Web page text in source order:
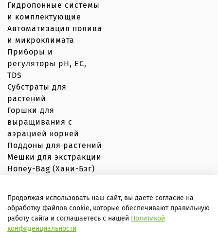
Гидропонные системы
и комплектующие
Автоматизация полива
и микроклимата
Приборы и
регуляторы рН, EC,
TDS
Субстраты для
растений
Горшки для
выращивания с
аэрацией корней
Поддоны для растений
Мешки для экстракции
Honey-Bag (Хани-Бэг)
© Вершки и корешки 2020–2026 Любое использование
контента без письменного разрешения запрещено
Внимание! Сайт не является публичной офертой, вся
Продолжая использовать наш сайт, вы даете согласие на
обработку файлов cookie, которые обеспечивают правильную
работу сайта и соглашаетесь с нашей Политикой
конфиденциальности